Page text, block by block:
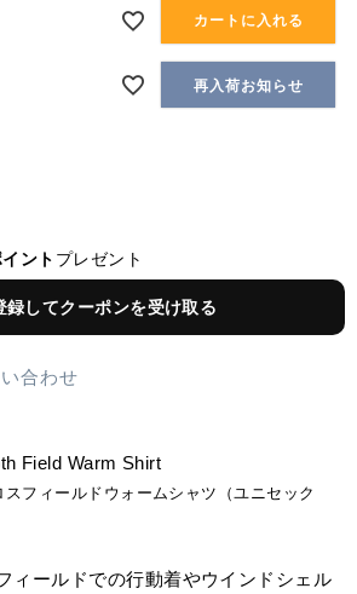
カートに入れる
再入荷お知らせ
ント プレゼント
録してクーポンを受け取る
合わせ
Field Warm Shirt
フィールドウォームシャツ（ユニセック
ィールドでの行動着やウインドシェル